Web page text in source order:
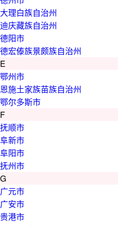
大理白族自治州
迪庆藏族自治州
德阳市
德宏傣族景颇族自治州
E
鄂州市
恩施土家族苗族自治州
鄂尔多斯市
F
抚顺市
阜新市
阜阳市
抚州市
G
广元市
广安市
贵港市